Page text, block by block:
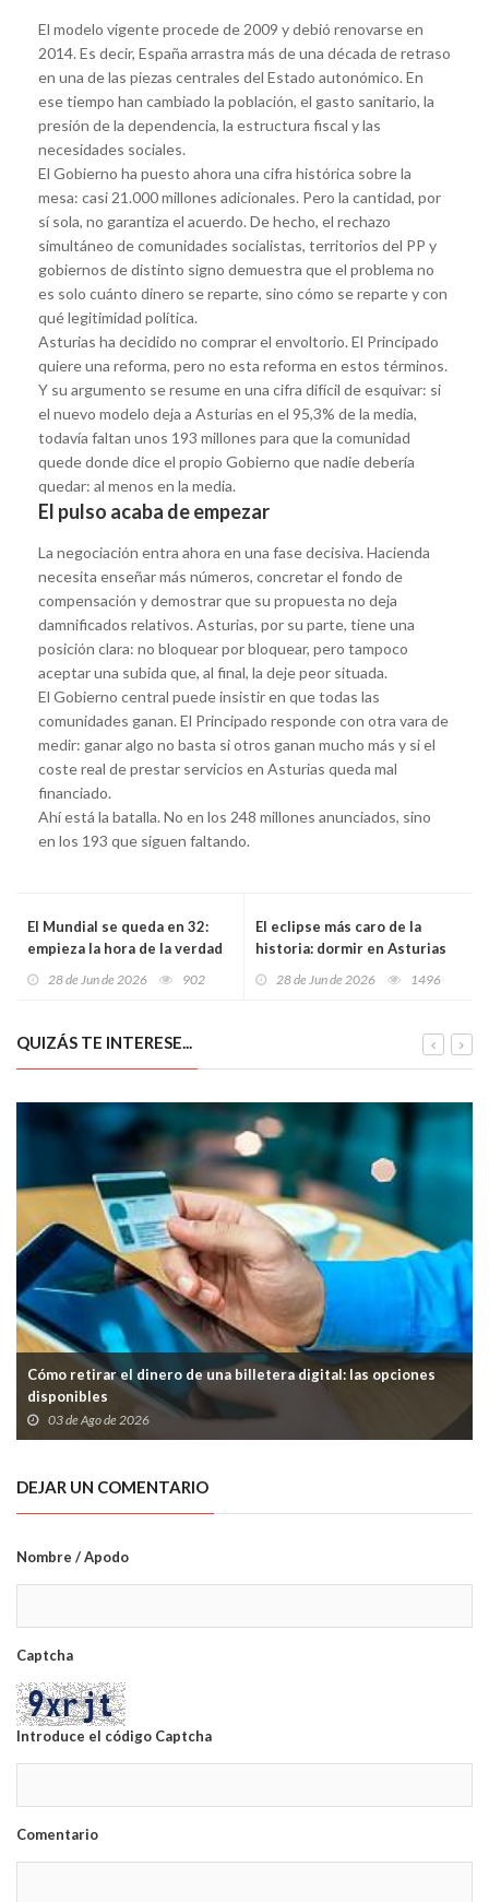
El modelo vigente procede de 2009 y debió renovarse en
2014. Es decir, España arrastra más de una década de retraso
en una de las piezas centrales del Estado autonómico. En
ese tiempo han cambiado la población, el gasto sanitario, la
presión de la dependencia, la estructura fiscal y las
necesidades sociales.
El Gobierno ha puesto ahora una cifra histórica sobre la
mesa: casi 21.000 millones adicionales. Pero la cantidad, por
sí sola, no garantiza el acuerdo. De hecho, el rechazo
simultáneo de comunidades socialistas, territorios del PP y
gobiernos de distinto signo demuestra que el problema no
es solo cuánto dinero se reparte, sino cómo se reparte y con
qué legitimidad política.
Asturias ha decidido no comprar el envoltorio. El Principado
quiere una reforma, pero no esta reforma en estos términos.
Y su argumento se resume en una cifra difícil de esquivar: si
el nuevo modelo deja a Asturias en el 95,3% de la media,
todavía faltan unos 193 millones para que la comunidad
quede donde dice el propio Gobierno que nadie debería
quedar: al menos en la media.
El pulso acaba de empezar
La negociación entra ahora en una fase decisiva. Hacienda
necesita enseñar más números, concretar el fondo de
compensación y demostrar que su propuesta no deja
damnificados relativos. Asturias, por su parte, tiene una
posición clara: no bloquear por bloquear, pero tampoco
aceptar una subida que, al final, la deje peor situada.
El Gobierno central puede insistir en que todas las
comunidades ganan. El Principado responde con otra vara de
medir: ganar algo no basta si otros ganan mucho más y si el
coste real de prestar servicios en Asturias queda mal
financiado.
Ahí está la batalla. No en los 248 millones anunciados, sino
en los 193 que siguen faltando.
El Mundial se queda en 32:
empieza la hora de la verdad
28 de Jun de 2026 902
El eclipse más caro de la
historia: dormir en Asturias
28 de Jun de 2026 1496
QUIZÁS TE INTERESE...
Cómo retirar el dinero de una billetera digital: las opciones
disponibles
03 de Ago de 2026
DEJAR UN COMENTARIO
Nombre / Apodo
Captcha
Introduce el código Captcha
Comentario